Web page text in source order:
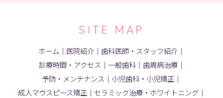
SITE MAP
ホーム ｜ 医院紹介 ｜ 歯科医師・スタッフ紹介 ｜
診療時間・アクセス ｜ 一般歯科｜ 歯周病治療｜
予防・メンテナンス ｜ 小児歯科・小児矯正 ｜
成人マウスピース矯正｜ セラミック治療・ホワイトニング｜